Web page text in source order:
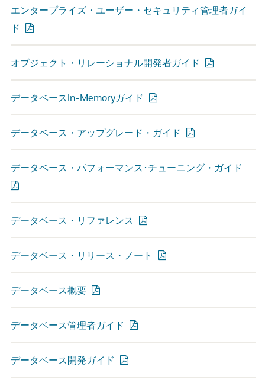
エンタープライズ・ユーザー・セキュリティ管理者ガイ
ド
オブジェクト・リレーショナル開発者ガイド
データベースIn-Memoryガイド
データベース・アップグレード・ガイド
データベース・パフォーマンス･チューニング・ガイド
データベース・リファレンス
データベース・リリース・ノート
データベース概要
データベース管理者ガイド
データベース開発ガイド